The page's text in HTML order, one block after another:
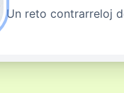
Un reto contrarreloj